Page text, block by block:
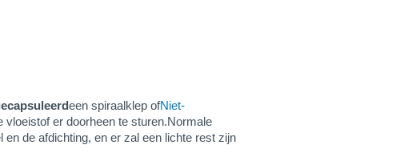
een spiraalklep ofNiet-
er doorheen te sturen.Normale
de afdichting, en er zal een lichte rest zijn